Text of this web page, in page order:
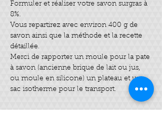
Formuler et réaliser votre savon surgras à
8%.
Vous repartirez avec environ 400 g de
savon ainsi que la méthode et la recette
détaillée.
Merci de rapporter un moule pour la pate
à savon (ancienne brique de lait ou jus,
ou moule en silicone) un plateau et un
sac isotherme pour le transport.